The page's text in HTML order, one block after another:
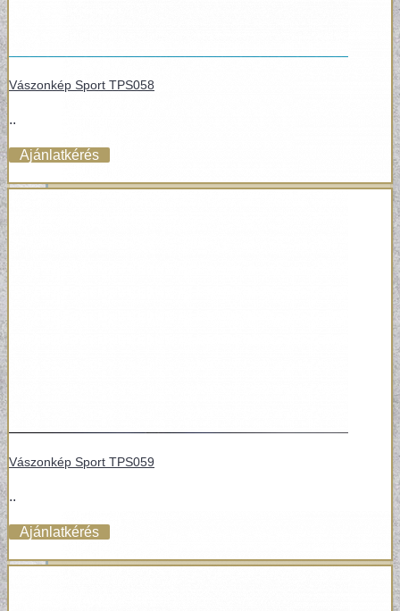
Vászonkép Sport TPS058
..
Ajánlatkérés
Vászonkép Sport TPS059
..
Ajánlatkérés